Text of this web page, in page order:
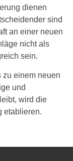
dienen
sind
an einer neuen
nicht als
sein.
zu einem neuen
und
wird die
etablieren.